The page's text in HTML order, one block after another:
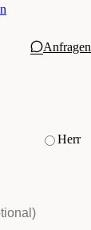
Anfragen
Herr